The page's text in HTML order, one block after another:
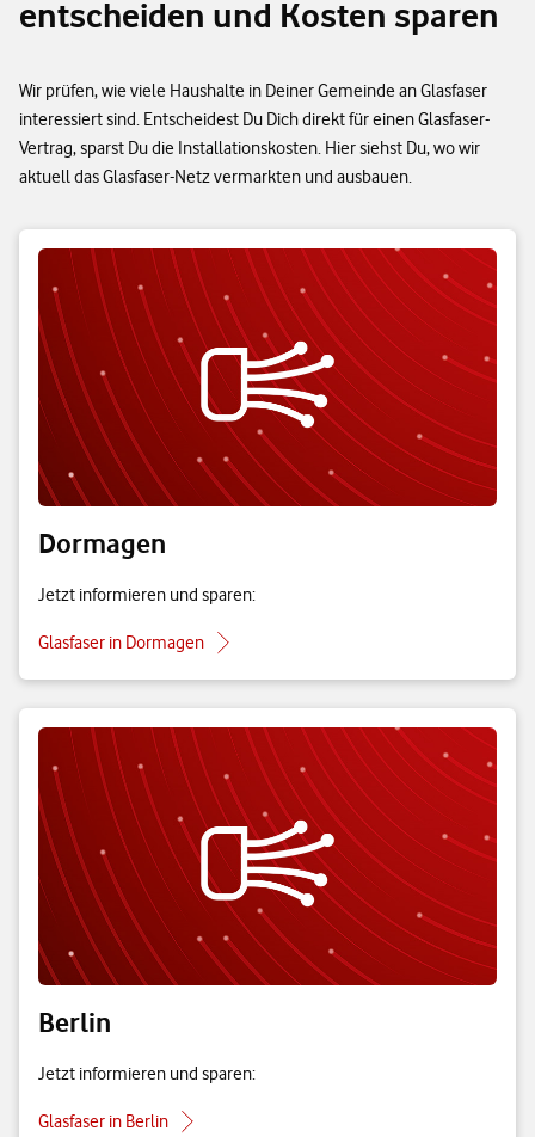
entscheiden und Kosten sparen
Wir prüfen, wie viele Haushalte in Deiner Gemeinde an Glasfaser
interessiert sind. Entscheidest Du Dich direkt für einen Glasfaser-
Vertrag, sparst Du die Installationskosten. Hier siehst Du, wo wir
aktuell das Glasfaser-Netz vermarkten und ausbauen.
Dormagen
Jetzt informieren und sparen:
Glasfaser in Dormagen
Berlin
Jetzt informieren und sparen:
Glasfaser in Berlin